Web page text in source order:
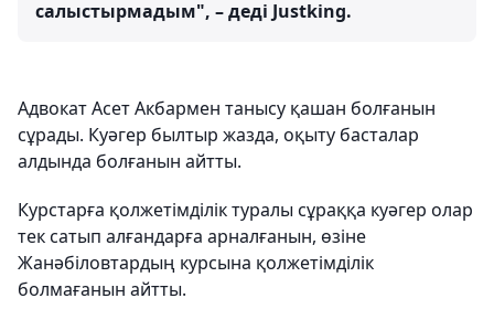
салыстырмадым", – деді Justking.
Адвокат Асет Акбармен танысу қашан болғанын
сұрады. Куәгер былтыр жазда, оқыту басталар
алдында болғанын айтты.
Курстарға қолжетімділік туралы сұраққа куәгер олар
тек сатып алғандарға арналғанын, өзіне
Жанәбіловтардың курсына қолжетімділік
болмағанын айтты.